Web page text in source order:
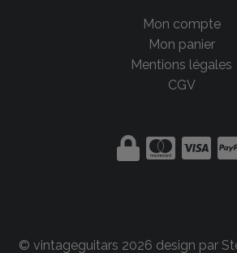
Mon compte
Mon panier
Mentions légales
CGV
© vintageguitars 2026 design par